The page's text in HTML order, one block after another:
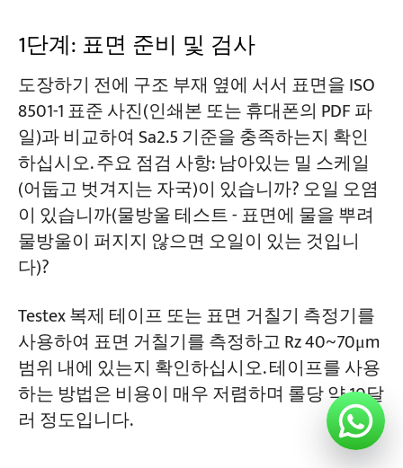
1단계: 표면 준비 및 검사
도장하기 전에 구조 부재 옆에 서서 표면을 ISO
8501-1 표준 사진(인쇄본 또는 휴대폰의 PDF 파
일)과 비교하여 Sa2.5 기준을 충족하는지 확인
하십시오. 주요 점검 사항: 남아있는 밀 스케일
(어둡고 벗겨지는 자국)이 있습니까? 오일 오염
이 있습니까(물방울 테스트 - 표면에 물을 뿌려
물방울이 퍼지지 않으면 오일이 있는 것입니
다)?
Testex 복제 테이프 또는 표면 거칠기 측정기를
사용하여 표면 거칠기를 측정하고 Rz 40~70μm
범위 내에 있는지 확인하십시오. 테이프를 사용
하는 방법은 비용이 매우 저렴하며 롤당 약 10달
러 정도입니다.